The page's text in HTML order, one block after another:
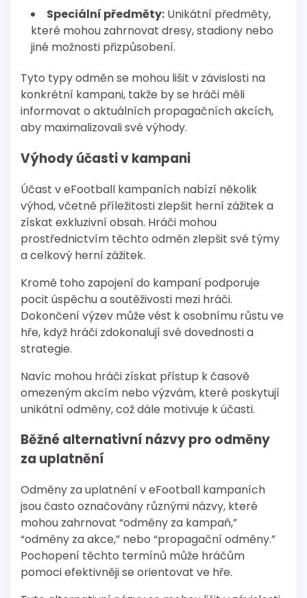
Speciální předměty: Unikátní předměty,
které mohou zahrnovat dresy, stadiony nebo
jiné možnosti přizpůsobení.
Tyto typy odměn se mohou lišit v závislosti na
konkrétní kampani, takže by se hráči měli
informovat o aktuálních propagačních akcích,
aby maximalizovali své výhody.
Výhody účasti v kampani
Účast v eFootball kampaních nabízí několik
výhod, včetně příležitosti zlepšit herní zážitek a
získat exkluzivní obsah. Hráči mohou
prostřednictvím těchto odměn zlepšit své týmy
a celkový herní zážitek.
Kromě toho zapojení do kampaní podporuje
pocit úspěchu a soutěživosti mezi hráči.
Dokončení výzev může vést k osobnímu růstu ve
hře, když hráči zdokonalují své dovednosti a
strategie.
Navíc mohou hráči získat přístup k časově
omezeným akcím nebo výzvám, které poskytují
unikátní odměny, což dále motivuje k účasti.
Běžné alternativní názvy pro odměny
za uplatnění
Odměny za uplatnění v eFootball kampaních
jsou často označovány různými názvy, které
mohou zahrnovat “odměny za kampaň,”
“odměny za akce,” nebo “propagační odměny.”
Pochopení těchto termínů může hráčům
pomoci efektivněji se orientovat ve hře.